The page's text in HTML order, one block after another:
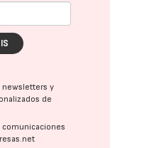
newsletters y
de